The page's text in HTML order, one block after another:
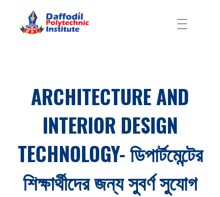
ARCHITECTURE AND
INTERIOR DESIGN
TECHNOLOGY- ডিপার্টমেন্টের
শিক্ষার্থীদের জন্য সুবর্ণ সুযোগ